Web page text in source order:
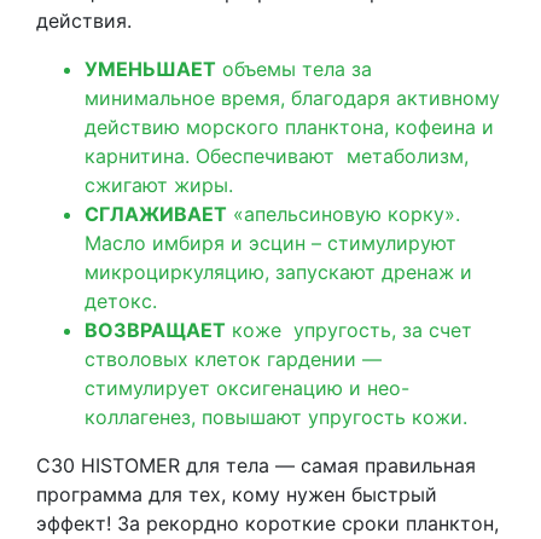
действия.
УМЕНЬШАЕТ объемы тела за
минимальное время, благодаря активному
действию морского планктона, кофеина и
карнитина. Обеспечивают метаболизм,
сжигают жиры.
СГЛАЖИВАЕТ «апельсиновую корку».
Масло имбиря и эсцин – стимулируют
микроциркуляцию, запускают дренаж и
детокс.
ВОЗВРАЩАЕТ коже упругость, за счет
стволовых клеток гардении —
стимулирует оксигенацию и нео-
коллагенез, повышают упругость кожи.
C30 HISTOMER для тела — самая правильная
программа для тех, кому нужен быстрый
эффект! За рекордно короткие сроки планктон,